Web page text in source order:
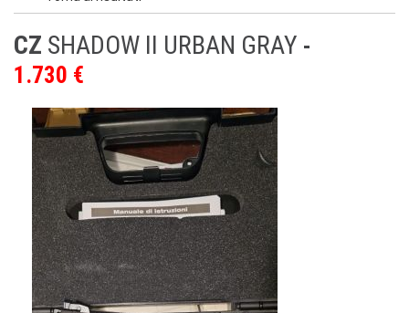
CZ SHADOW II URBAN GRAY
1.730 €